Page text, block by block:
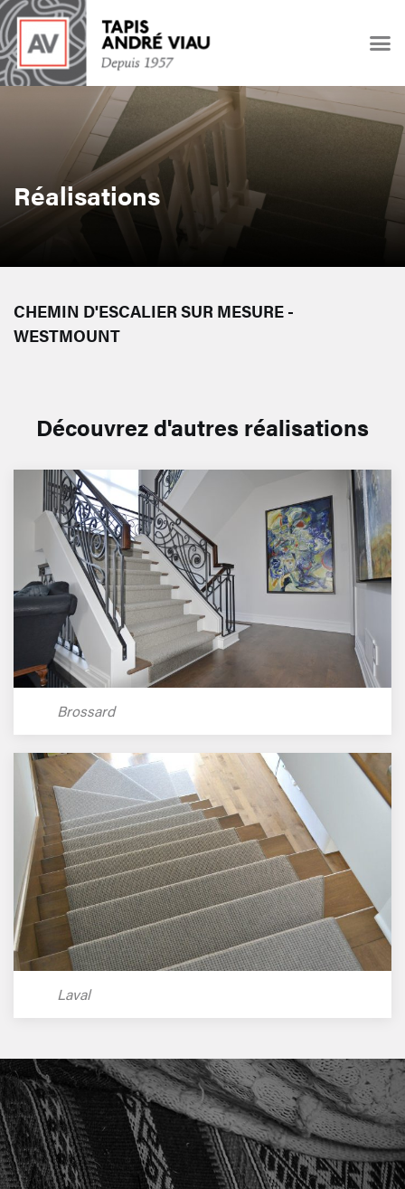
Réalisations
CHEMIN D'ESCALIER SUR MESURE -
WESTMOUNT
Découvrez d'autres réalisations
Brossard
Laval